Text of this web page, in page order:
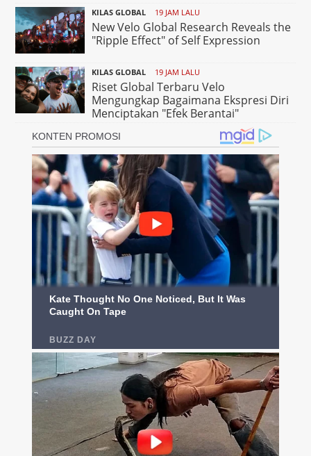
KILAS GLOBAL 19 JAM LALU
New Velo Global Research Reveals the
"Ripple Effect" of Self Expression
KILAS GLOBAL 19 JAM LALU
Riset Global Terbaru Velo
Mengungkap Bagaimana Ekspresi Diri
Menciptakan "Efek Berantai"